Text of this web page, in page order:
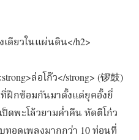
ดียวในแผ่นดิน</h2>
ล่อโก๊ว</strong> (锣鼓)
ฝึกซ้อมกันมาตั้งแต่ยุคอั้งยี่
ป็ดพะโล้วยามค่ำคืน หัดตีโก๋ว
ทอดเพลงมากกว่า 10 ท่อนที่